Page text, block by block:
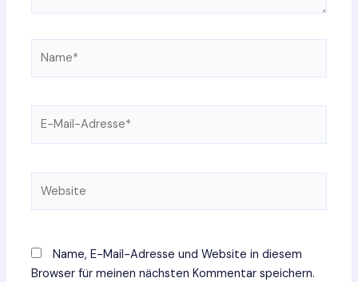
Name, E-Mail-Adresse und Website in diesem
Browser für meinen nächsten Kommentar speichern.